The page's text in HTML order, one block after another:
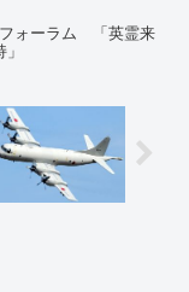
ォーラム 「英霊来